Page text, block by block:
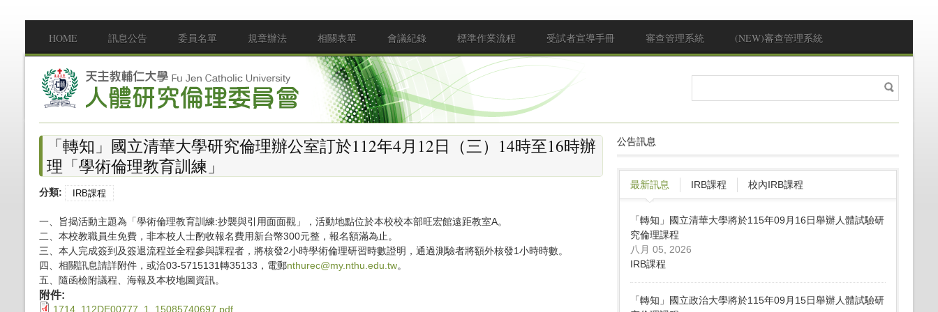
Main menu
HOME 訊息公告 委員名單 規章辦法 相關表單 會議紀錄 標準作業流程 受試者宣導手冊 審查管理系統 (NEW)審查管理系統
搜尋表單
搜
尋
「轉知」國立清華大學研究倫理辦公室訂於112年4月12日（三）14時至16時辦
理「學術倫理教育訓練」
分類: IRB課程
一、旨揭活動主題為「學術倫理教育訓練:抄襲與引用面面觀」，活動地點位於本校校本部旺宏館遠距教室A。
二、本校教職員生免費，非本校人士酌收報名費用新台幣300元整，報名額滿為止。
三、本人完成簽到及簽退流程並全程參與課程者，將核發2小時學術倫理研習時數證明，通過測驗者將額外核發1小時時數。
四、相關訊息請詳附件，或洽03-5715131轉35133，電郵nthurec@my.nthu.edu.tw。
五、隨函檢附議程、海報及本校地圖資訊。
附件:
1714_112DE00777_1_15085740697.pdf
公告訊息
最新訊息 IRB課程 校內IRB課程
「轉知」國立清華大學將於115年09月16日舉辦人體試驗研
究倫理課程
八月 05, 2026
IRB課程
「轉知」國立政治大學將於115年09月15日舉辦人體試驗研